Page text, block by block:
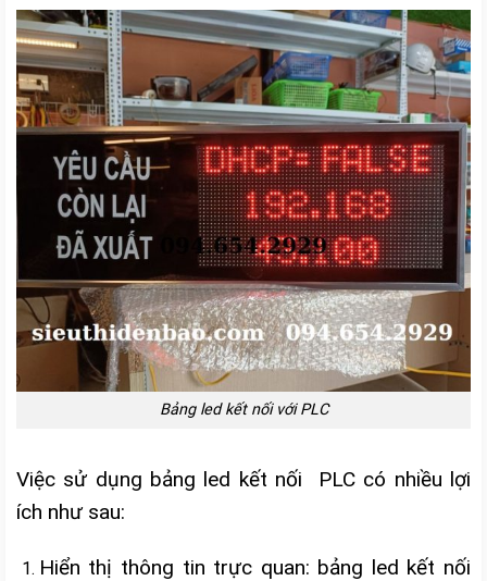
Bảng led kết nối với PLC
Việc sử dụng bảng led kết nối PLC có nhiều lợi
ích như sau:
Hiển thị thông tin trực quan: bảng led kết nối